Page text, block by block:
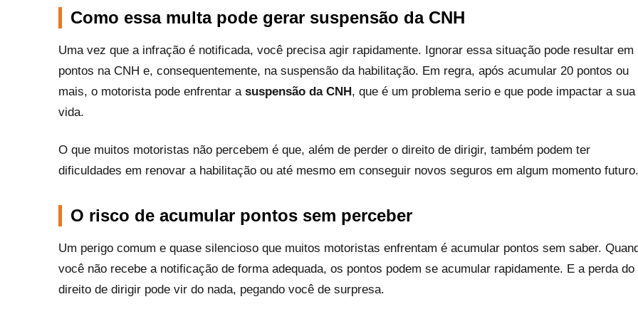
Como essa multa pode gerar suspensão da CNH
Uma vez que a infração é notificada, você precisa agir rapidamente. Ignorar essa situação pode resultar em
pontos na CNH e, consequentemente, na suspensão da habilitação. Em regra, após acumular 20 pontos ou
mais, o motorista pode enfrentar a suspensão da CNH, que é um problema serio e que pode impactar a sua
vida.
O que muitos motoristas não percebem é que, além de perder o direito de dirigir, também podem ter
dificuldades em renovar a habilitação ou até mesmo em conseguir novos seguros em algum momento futuro.
O risco de acumular pontos sem perceber
Um perigo comum e quase silencioso que muitos motoristas enfrentam é acumular pontos sem saber.
você não recebe a notificação de forma adequada, os pontos podem se acumular rapidamente. E a perda do
direito de dirigir pode vir do nada, pegando você de surpresa.